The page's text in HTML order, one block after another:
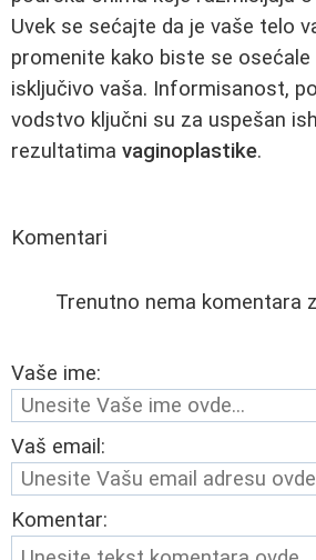
Uvek se sećajte da je vaše telo
promenite kako biste se osećale
isključivo vaša. Informisanost,
vodstvo ključni su za uspešan
rezultatima vaginoplastike.
Komentari
Trenutno nema komentara
Vaše ime:
Vaš email:
Komentar: